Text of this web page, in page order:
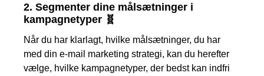
2. Segmenter dine målsætninger i
kampagnetyper 🧬
Når du har klarlagt, hvilke målsætninger, du har
med din e-mail marketing strategi, kan du herefter
vælge, hvilke kampagnetyper, der bedst kan indfri